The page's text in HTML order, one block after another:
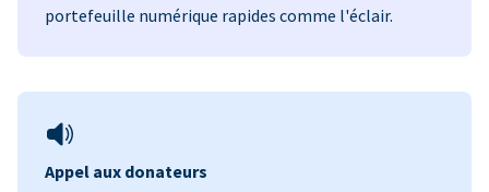
portefeuille numérique rapides comme l'éclair.
Appel aux donateurs